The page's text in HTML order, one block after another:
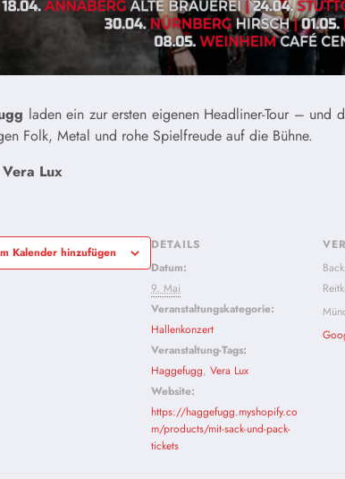
laden ein zur ersten eigenen Headliner-Tour –
Folk, Metal und rohe Spielfreude auf die Bühne.
Vera Lux
Kalender hinzufügen
DETAILS
Datum:
9. Mai
Veranstaltungskategorie:
Hallenkonzert
Veranstaltung-Tags:
Haggefugg, Vera Lux
Website:
https://haggefugg.myshopify.co
m/products/mit-sack-und-pack-
tickets